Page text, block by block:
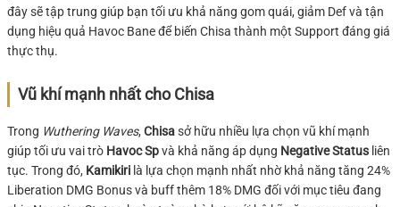
đây sẽ tập trung giúp bạn tối ưu khả năng gom quái, giảm Def và tận
dụng hiệu quả Havoc Bane để biến Chisa thành một Support đáng giá
thực thụ.
Vũ khí mạnh nhất cho Chisa
Trong Wuthering Waves, Chisasở hữu nhiều lựa chọn vũ khí mạnh
giúp tối ưu vai trò Havoc Spvà khả năng áp dụng Negative Status liên
tục. Trong đó, Kamikiri là lựa chọn mạnh nhất nhờ khả năng tăng 24%
Liberation DMG Bonus và buff thêm 18% DMG đối với mục tiêu đang